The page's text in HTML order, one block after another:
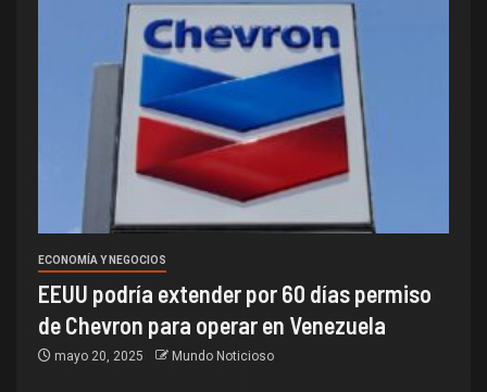
ECONOMÍA Y NEGOCIOS
EEUU podría extender por 60 días permiso
de Chevron para operar en Venezuela
mayo 20, 2025 Mundo Noticioso